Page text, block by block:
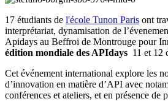
17 étudiants de l'école Tunon Paris ont
interprétariat, dynamisation de
Apidays au Beffroi de Montrouge pour
édition mondiale des APIdays 11 et 12
Cet événement international explore les
d’innovation en matière d’API avec
conférences et ateliers, et en présence de